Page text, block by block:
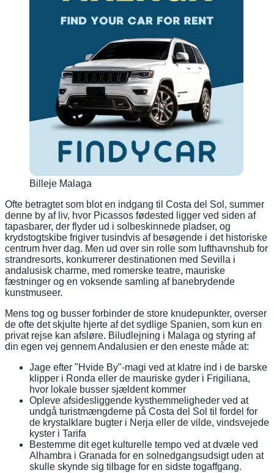
Billeje Malaga
Ofte betragtet som blot en indgang til Costa del Sol, summer
denne by af liv, hvor Picassos fødested ligger ved siden af
tapasbarer, der flyder ud i solbeskinnede pladser, og
krydstogtskibe frigiver tusindvis af besøgende i det historiske
centrum hver dag. Men ud over sin rolle som lufthavnshub for
strandresorts, konkurrerer destinationen med Sevilla i
andalusisk charme, med romerske teatre, mauriske
fæstninger og en voksende samling af banebrydende
kunstmuseer.
Mens tog og busser forbinder de store knudepunkter, overser
de ofte det skjulte hjerte af det sydlige Spanien, som kun en
privat rejse kan afsløre. Biludlejning i Malaga og styring af
din egen vej gennem Andalusien er den eneste måde at:
Jage efter "Hvide By"-magi ved at klatre ind i de barske
klipper i Ronda eller de mauriske gyder i Frigiliana,
hvor lokale busser sjældent kommer
Opleve afsidesliggende kysthemmeligheder ved at
undgå turistmængderne på Costa del Sol til fordel for
de krystalklare bugter i Nerja eller de vilde, vindsvejede
kyster i Tarifa
Bestemme dit eget kulturelle tempo ved at dvæle ved
Alhambra i Granada for en solnedgangsudsigt uden at
skulle skynde sig tilbage for en sidste togaffgang.